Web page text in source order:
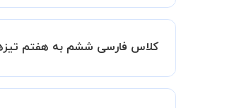
به صورت پیش فرض کلاس های
کلاس فارسی ششم به هفتم
زمان برگزاری کلاس های